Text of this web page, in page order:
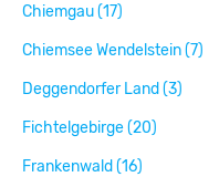
Chiemgau (17)
Chiemsee Wendelstein (7)
Deggendorfer Land (3)
Fichtelgebirge (20)
Frankenwald (16)